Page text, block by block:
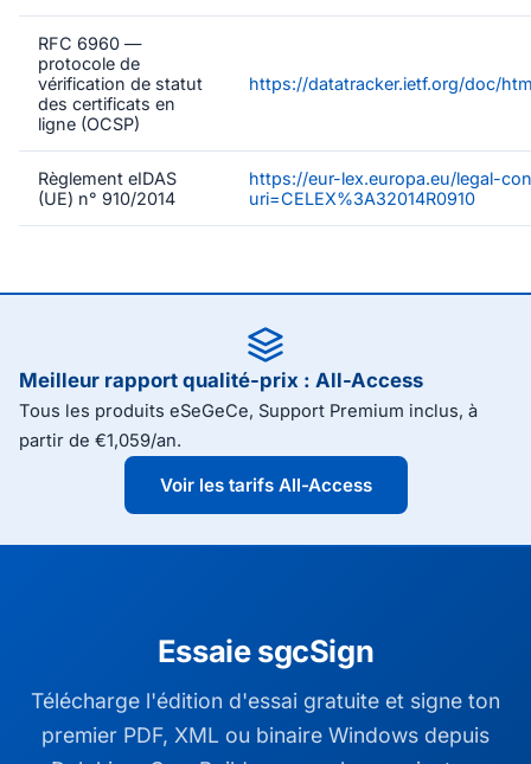
RFC 6960 —
protocole de
vérification de statut
des certificats en
ligne (OCSP)
https://datatracker.ietf.org/doc/
Règlement eIDAS
(UE) n° 910/2014
https://eur-lex.europa.eu/legal-
uri=CELEX%3A32014R0910
Meilleur rapport qualité-prix : All-Access
Tous les produits eSeGeCe, Support Premium inclus, à
partir de €1,059/an.
Voir les tarifs All-Access
Essaie sgcSign
Télécharge l'édition d'essai gratuite et signe ton
premier PDF, XML ou binaire Windows depuis